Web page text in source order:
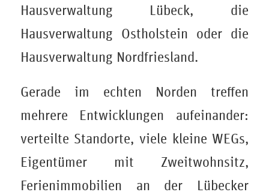
Hausverwaltung Lübeck, die
Hausverwaltung Ostholstein oder die
Hausverwaltung Nordfriesland.
Gerade im echten Norden treffen
mehrere Entwicklungen aufeinander:
verteilte Standorte, viele kleine WEGs,
Eigentümer mit Zweitwohnsitz,
Ferienimmobilien an der Lübecker